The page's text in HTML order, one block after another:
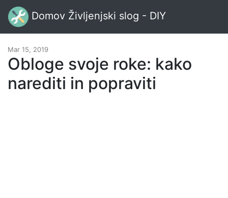
Domov Življenjski slog - DIY
Mar 15, 2019
Obloge svoje roke: kako
narediti in popraviti